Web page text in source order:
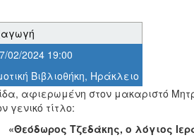
02/2024 19:00
Βιβλιοθήκη, Ηράκλειο
αφιερωμένη στον μακαριστό
γενικό τίτλο:
«Θεόδωρος Τζεδάκης, ο λόγιος